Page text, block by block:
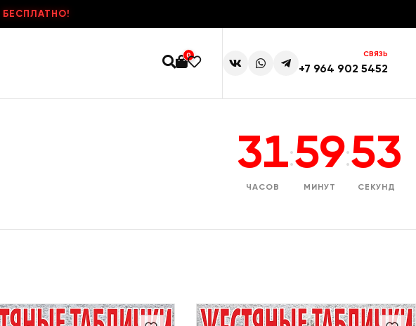
БЕСПЛАТНО!
0 СВЯЗЬ
+7 964 902 5452
31
ЧАСОВ
:59
МИНУТ
:52
СЕКУНД